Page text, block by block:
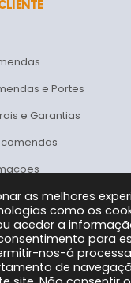
e Portes
e Garantias
as melhores
como os
aceder a
para
nos-á
de